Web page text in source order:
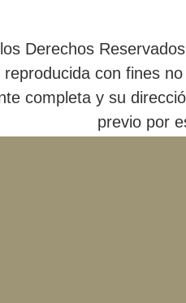
Derechos
reproducida con fines
completa y su
previo por